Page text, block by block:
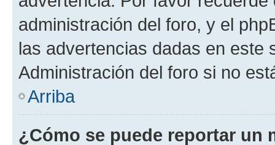
administración del foro, y el
las advertencias dadas en este
Administración del foro si no
Arriba
¿Cómo se puede reportar un